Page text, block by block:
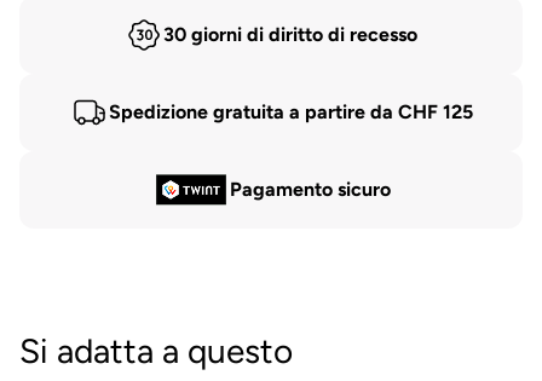
30 giorni di diritto di recesso
Spedizione gratuita a partire da CHF 125
Pagamento sicuro
Si adatta a questo